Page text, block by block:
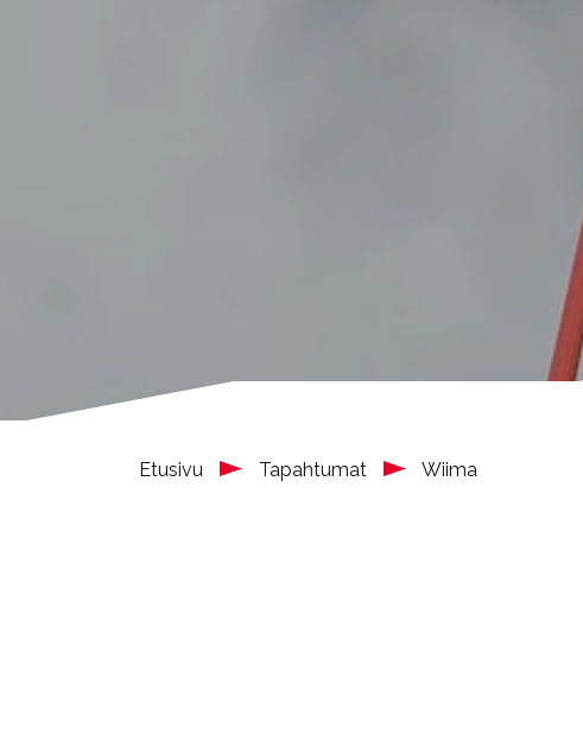
Etusivu Tapahtumat Wiima